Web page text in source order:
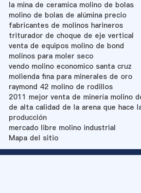
la mina de ceramica molino de bolas
molino de bolas de alúmina precio
fabricantes de molinos harineros
triturador de choque de eje vertical
venta de equipos molino de bond
molinos para moler seco
vendo molino economico santa cruz
molienda fina para minerales de oro
raymond 42 molino de rodillos
2011 mejor venta de minería molino
de alta calidad de la arena que hace
producción
mercado libre molino industrial
Mapa del sitio